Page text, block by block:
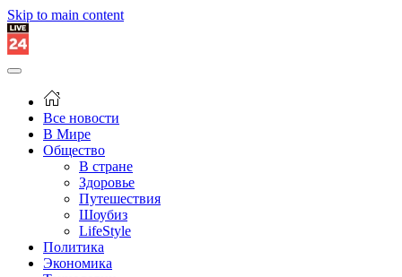
Skip to main content
Все новости
В Мире
Общество
В стране
Здоровье
Путешествия
Шоубиз
LifeStyle
Политика
Экономика